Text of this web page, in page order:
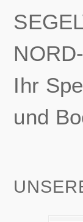
Ihr
und